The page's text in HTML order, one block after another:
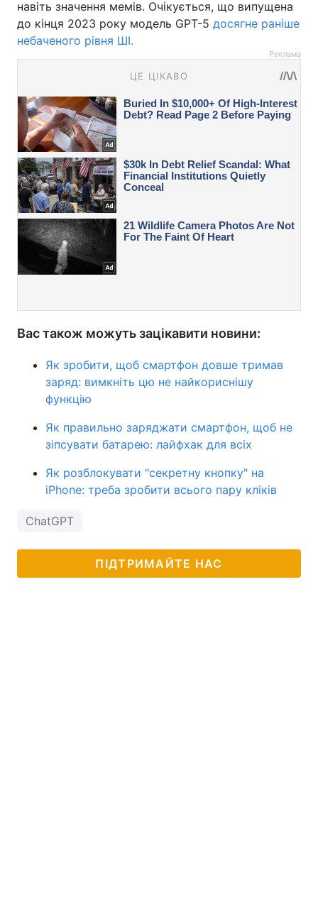
навіть значення мемів. Очікується, що випущена
до кінця 2023 року модель GPT-5 досягне раніше
небаченого рівня ШІ.
Реклама
Вас також можуть зацікавити новини:
Як зробити, щоб смартфон довше тримав
заряд: вимкніть цю не найкориснішу
функцію
Як правильно заряджати смартфон, щоб не
зіпсувати батарею: лайфхак для всіх
Як розблокувати "секретну кнопку" на
iPhone: треба зробити всього пару кліків
ChatGPT
ПІДТРИМАЙТЕ НАС